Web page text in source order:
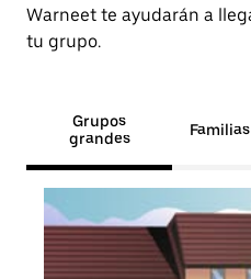
Warneet te ayudarán a
tu grupo.
Grupos
grandes
Familias